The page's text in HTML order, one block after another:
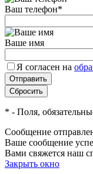
Ваш телефон*
Ваше имя
Я согласен на
* - Поля,
Сообщение
Ваше сообщение
Вами свяжется наш
Закрыть окно